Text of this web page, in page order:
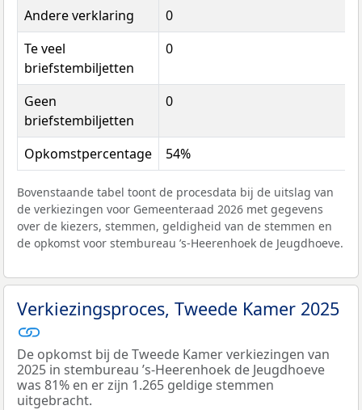
Andere verklaring
0
Te veel
briefstembiljetten
0
Geen
briefstembiljetten
0
Opkomstpercentage 54%
Bovenstaande tabel toont de procesdata bij de uitslag van
de verkiezingen voor Gemeenteraad 2026 met gegevens
over de kiezers, stemmen, geldigheid van de stemmen en
de opkomst voor stembureau ’s-Heerenhoek de Jeugdhoeve.
Verkiezingsproces, Tweede Kamer 2025
De opkomst bij de Tweede Kamer verkiezingen van
2025 in stembureau ’s-Heerenhoek de Jeugdhoeve
was 81% en er zijn 1.265 geldige stemmen
uitgebracht.